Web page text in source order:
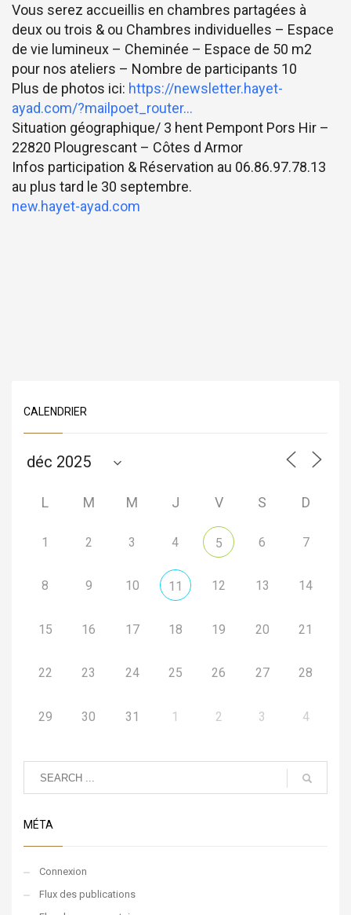
Vous serez accueillis en chambres partagées à
deux ou trois & ou Chambres individuelles – Espace
de vie lumineux – Cheminée – Espace de 50 m2
pour nos ateliers – Nombre de participants 10
Plus de photos ici: https://newsletter.hayet-
ayad.com/?mailpoet_router…
Situation géographique/ 3 hent Pempont Pors Hir –
22820 Plougrescant – Côtes d Armor
Infos participation & Réservation au 06.86.97.78.13
au plus tard le 30 septembre.
new.hayet-ayad.com
CALENDRIER
L M M J V S D
1 2 3 4 5 6 7
8 9 10 11 12 13 14
15 16 17 18 19 20 21
22 23 24 25 26 27 28
29 30 31 1 2 3 4
MÉTA
Connexion
Flux des publications